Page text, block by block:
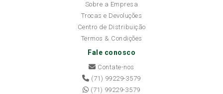
Sobre a Empresa
Trocas e Devoluções
Centro de Distribuição
Termos & Condições
Fale conosco
Contate-nos
(71) 99229-3579
(71) 99229-3579